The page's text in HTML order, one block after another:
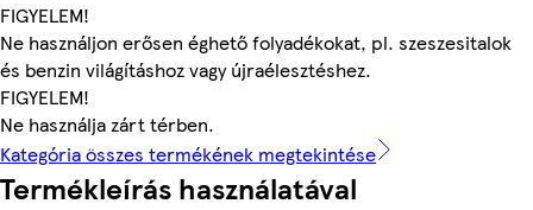
FIGYELEM!
Ne használjon erősen éghető folyadékokat, pl. szeszesitalok
és benzin világításhoz vagy újraélesztéshez.
FIGYELEM!
Ne használja zárt térben.
Kategória összes termékének megtekintése
Termékleírás használatával